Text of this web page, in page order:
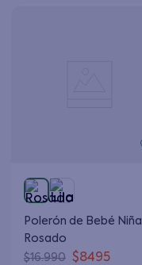
Polerón de Bebé Niña
Rosado
$16.990 $8495